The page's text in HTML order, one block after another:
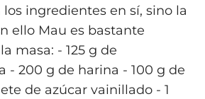
ingredientes en sí, sino la
ello Mau es bastante
masa: - 125 g de
- 200 g de harina - 100 g de
de azúcar vainillado - 1